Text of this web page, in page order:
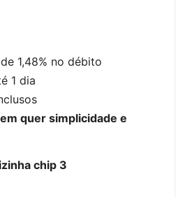
1,48% no débito
1 dia
quer simplicidade e
chip 3